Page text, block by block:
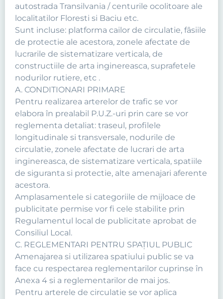
autostrada Transilvania / centurile ocolitoare ale
localitatilor Floresti si Baciu etc.
Sunt incluse: platforma cailor de circulatie, fâsiile
de protectie ale acestora, zonele afectate de
lucrarile de sistematizare verticala, de
constructiile de arta inginereasca, suprafetele
nodurilor rutiere, etc .
A. CONDITIONARI PRIMARE
Pentru realizarea arterelor de trafic se vor
elabora în prealabil P.U.Z.-uri prin care se vor
reglementa detaliat: traseul, profilele
longitudinale si transversale, nodurile de
circulatie, zonele afectate de lucrari de arta
inginereasca, de sistematizare verticala, spatiile
de siguranta si protectie, alte amenajari aferente
acestora.
Amplasamentele si categoriile de mijloace de
publicitate permise vor fi cele stabilite prin
Regulamentul local de publicitate aprobat de
Consiliul Local.
C. REGLEMENTARI PENTRU SPAȚIUL PUBLIC
Amenajarea si utilizarea spatiului public se va
face cu respectarea reglementarilor cuprinse în
Anexa 4 si a reglementarilor de mai jos.
Pentru arterele de circulatie se vor aplica